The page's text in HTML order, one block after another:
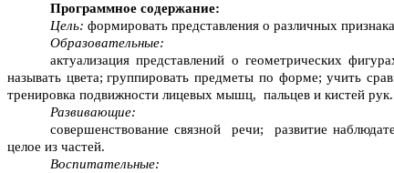
Программное содержание:
Цель:формировать представления о различных
Образовательные:
актуализация представлений о геометрических
называть цвета; группировать предметы по форме; учить
тренировка подвижности лицевых мышц, пальцев и кистей рук.
Развивающие:
совершенствование связной речи; развитие
целое из частей.
Воспитательные: